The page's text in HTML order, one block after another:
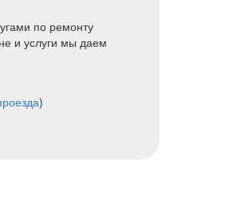
по ремонту
и услуги мы даем
)